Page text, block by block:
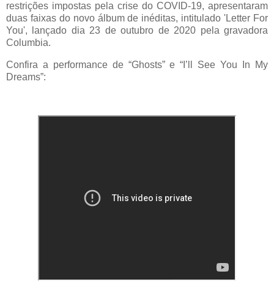
restrições impostas pela crise do COVID-19, apresentaram
duas faixas do novo álbum de inéditas, intitulado 'Letter For
You', lançado dia 23 de outubro de 2020 pela gravadora
Columbia.
Confira a performance de “Ghosts” e “I’ll See You In My
Dreams”: